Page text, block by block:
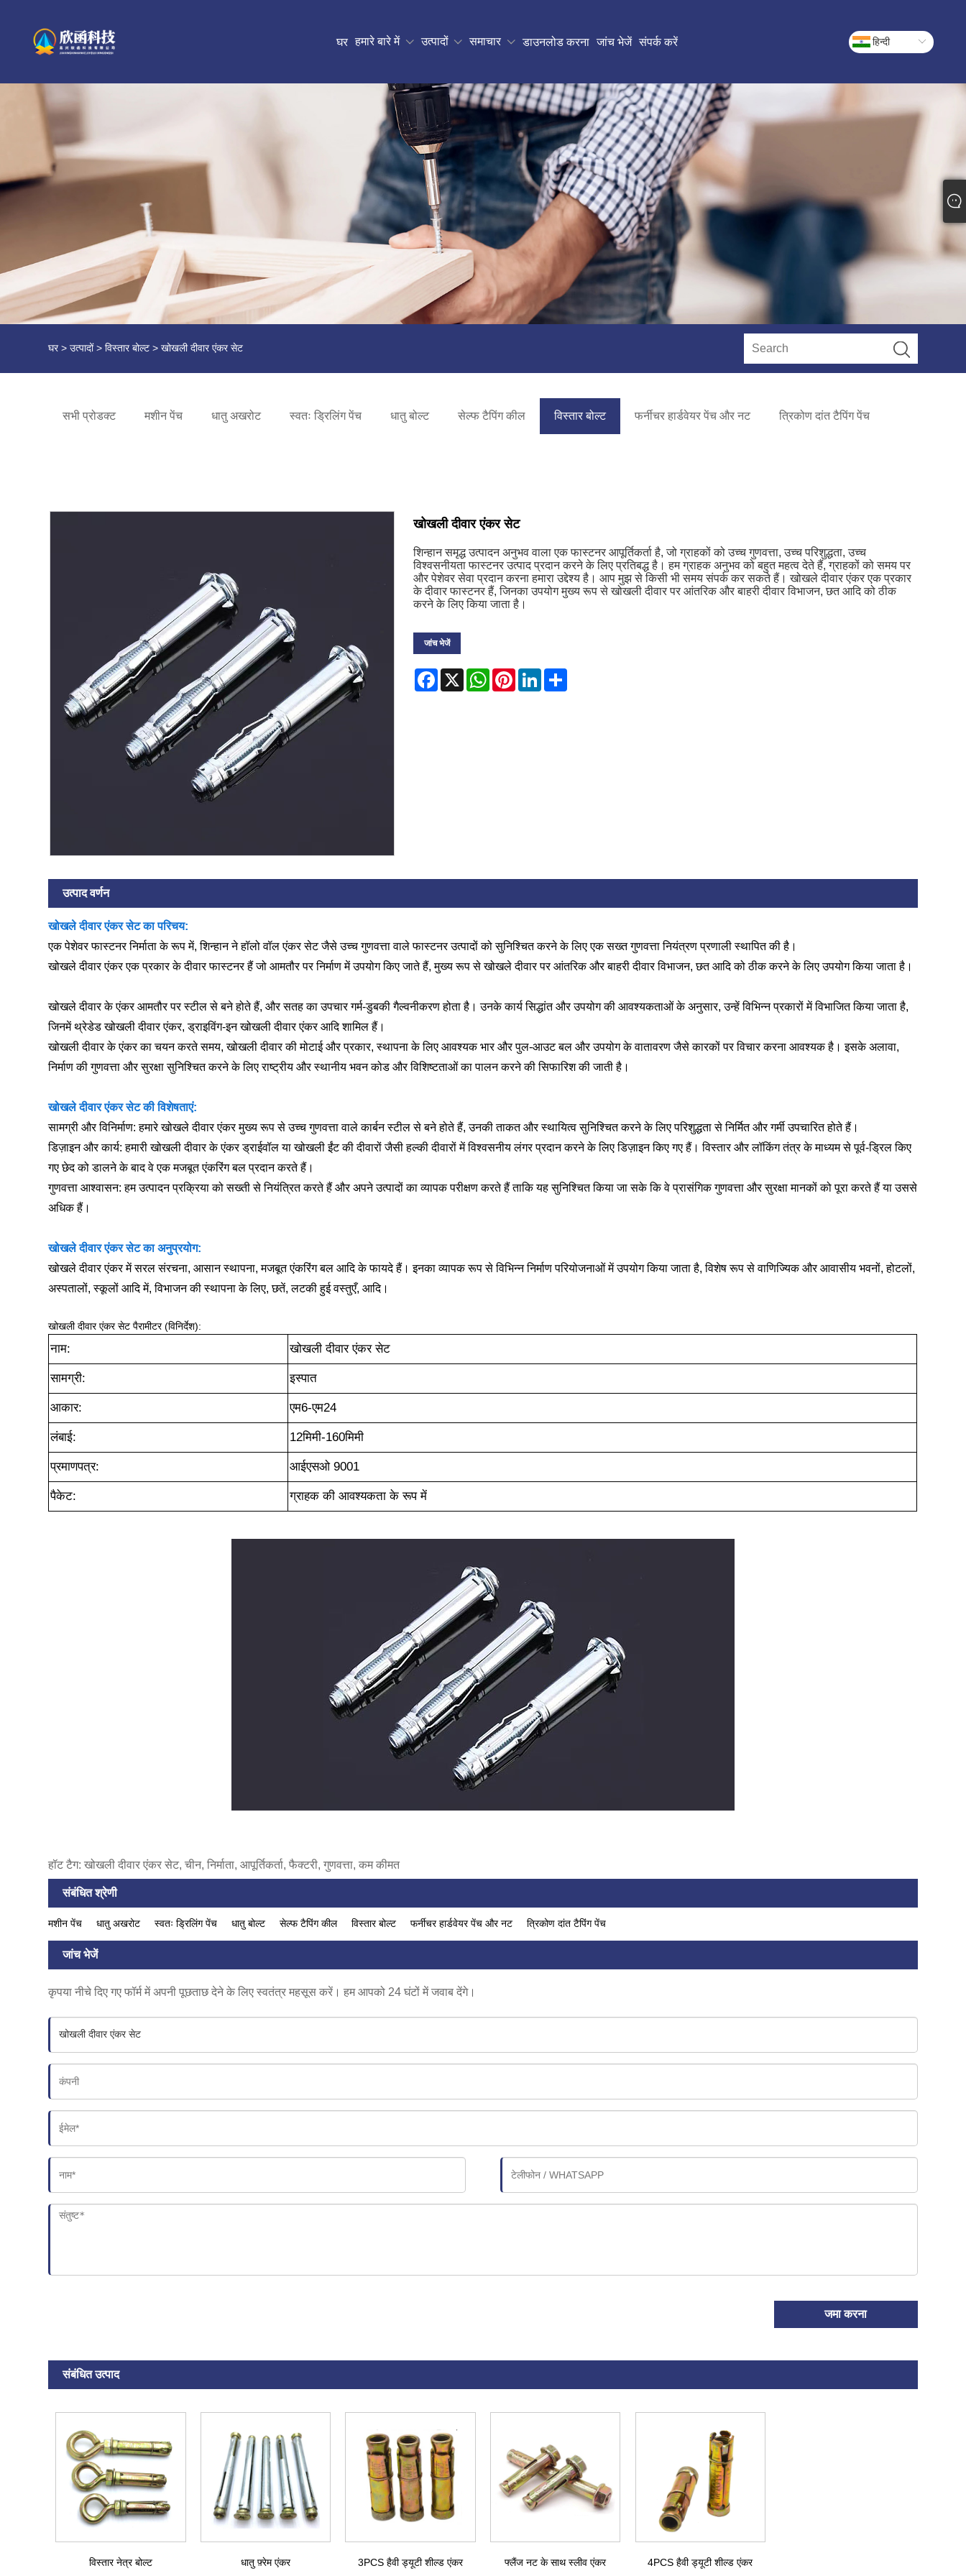
घर हमारे बारे में उत्पादों समाचार डाउनलोड करना जांच भेजें संपर्क करें हिन्दी
घर > उत्पादों>विस्तार बोल्ट > खोखली दीवार एंकर सेट
सभी प्रोडक्ट मशीन पेंच धातु अखरोट स्वतः ड्रिलिंग पेंच धातु बोल्ट सेल्फ टैपिंग कील विस्तार बोल्ट फर्नीचर हार्डवेयर पेंच और नट त्रिकोण दांत टैपिंग पेंच
खोखली दीवार एंकर सेट
शिन्हान समृद्ध उत्पादन अनुभव वाला एक फास्टनर आपूर्तिकर्ता है, जो ग्राहकों को उच्च गुणवत्ता, उच्च परिशुद्धता, उच्च
विश्वसनीयता फास्टनर उत्पाद प्रदान करने के लिए प्रतिबद्ध है। हम ग्राहक अनुभव को बहुत महत्व देते हैं, ग्राहकों को समय पर
और पेशेवर सेवा प्रदान करना हमारा उद्देश्य है। आप मुझ से किसी भी समय संपर्क कर सकते हैं। खोखले दीवार एंकर एक प्रकार
के दीवार फास्टनर हैं, जिनका उपयोग मुख्य रूप से खोखली दीवार पर आंतरिक और बाहरी दीवार विभाजन, छत आदि को ठीक
करने के लिए किया जाता है।
जांच भेजें
Facebook
X WhatsApp
PinterestLinkedIn
उत्पाद वर्णन
खोखले दीवार एंकर सेट का परिचय:
एक पेशेवर फास्टनर निर्माता के रूप में, शिन्हान ने हॉलो वॉल एंकर सेट जैसे उच्च गुणवत्ता वाले फास्टनर उत्पादों को सुनिश्चित करने के लिए एक सख्त गुणवत्ता नियंत्रण प्रणाली स्थापित की है।
खोखले दीवार एंकर एक प्रकार के दीवार फास्टनर हैं जो आमतौर पर निर्माण में उपयोग किए जाते हैं, मुख्य रूप से खोखले दीवार पर आंतरिक और बाहरी दीवार विभाजन, छत आदि को ठीक करने के लिए उपयोग किया जाता है।
खोखले दीवार के एंकर आमतौर पर स्टील से बने होते हैं, और सतह का उपचार गर्म-डुबकी गैल्वनीकरण होता है। उनके कार्य सिद्धांत और उपयोग की आवश्यकताओं के अनुसार, उन्हें विभिन्न प्रकारों में विभाजित किया जाता है,
जिनमें थ्रेडेड खोखली दीवार एंकर, ड्राइविंग-इन खोखली दीवार एंकर आदि शामिल हैं।
खोखली दीवार के एंकर का चयन करते समय, खोखली दीवार की मोटाई और प्रकार, स्थापना के लिए आवश्यक भार और पुल-आउट बल और उपयोग के वातावरण जैसे कारकों पर विचार करना आवश्यक है। इसके अलावा,
निर्माण की गुणवत्ता और सुरक्षा सुनिश्चित करने के लिए राष्ट्रीय और स्थानीय भवन कोड और विशिष्टताओं का पालन करने की सिफारिश की जाती है।
खोखले दीवार एंकर सेट की विशेषताएं:
सामग्री और विनिर्माण: हमारे खोखले दीवार एंकर मुख्य रूप से उच्च गुणवत्ता वाले कार्बन स्टील से बने होते हैं, उनकी ताकत और स्थायित्व सुनिश्चित करने के लिए परिशुद्धता से निर्मित और गर्मी उपचारित होते हैं।
डिज़ाइन और कार्य: हमारी खोखली दीवार के एंकर ड्राईवॉल या खोखली ईंट की दीवारों जैसी हल्की दीवारों में विश्वसनीय लंगर प्रदान करने के लिए डिज़ाइन किए गए हैं। विस्तार और लॉकिंग तंत्र के माध्यम से पूर्व-ड्रिल किए
गए छेद को डालने के बाद वे एक मजबूत एंकरिंग बल प्रदान करते हैं।
गुणवत्ता आश्वासन: हम उत्पादन प्रक्रिया को सख्ती से नियंत्रित करते हैं और अपने उत्पादों का व्यापक परीक्षण करते हैं ताकि यह सुनिश्चित किया जा सके कि वे प्रासंगिक गुणवत्ता और सुरक्षा मानकों को पूरा करते हैं या उससे
अधिक हैं।
खोखले दीवार एंकर सेट का अनुप्रयोग:
खोखले दीवार एंकर में सरल संरचना, आसान स्थापना, मजबूत एंकरिंग बल आदि के फायदे हैं। इनका व्यापक रूप से विभिन्न निर्माण परियोजनाओं में उपयोग किया जाता है, विशेष रूप से वाणिज्यिक और आवासीय भवनों, होटलों,
अस्पतालों, स्कूलों आदि में, विभाजन की स्थापना के लिए, छतें, लटकी हुई वस्तुएँ, आदि।
खोखली दीवार एंकर सेट पैरामीटर (विनिर्देश):
नाम: खोखली दीवार एंकर सेट
सामग्री: इस्पात
आकार: एम6-एम24
लंबाई: 12मिमी-160मिमी
प्रमाणपत्र: आईएसओ 9001
पैकेट: ग्राहक की आवश्यकता के रूप में
हॉट टैग: खोखली दीवार एंकर सेट, चीन, निर्माता, आपूर्तिकर्ता, फैक्टरी, गुणवत्ता, कम कीमत
संबंधित श्रेणी
मशीन पेंच धातु अखरोट स्वतः ड्रिलिंग पेंच धातु बोल्ट सेल्फ टैपिंग कील विस्तार बोल्ट फर्नीचर हार्डवेयर पेंच और नट त्रिकोण दांत टैपिंग पेंच
जांच भेजें
कृपया नीचे दिए गए फॉर्म में अपनी पूछताछ देने के लिए स्वतंत्र महसूस करें। हम आपको 24 घंटों में जवाब देंगे।
जमा करना
संबंधित उत्पाद
विस्तार नेत्र बोल्ट धातु फ़्रेम एंकर 3PCS हैवी ड्यूटी शील्ड एंकर फ्लैंज नट के साथ स्लीव एंकर 4PCS हैवी ड्यूटी शील्ड एंकर